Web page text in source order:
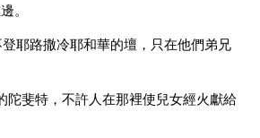
。
耶路撒冷耶和華的壇，只在他們弟兄
陀斐特，不許人在那裡使兒女經火獻給